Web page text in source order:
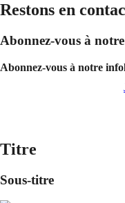
Restons en
Abonnez-vous à
Abonnez-vous à notre
Titre
Sous-titre